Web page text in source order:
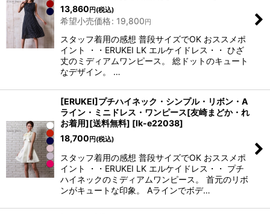
13,860 円 (税込)
希望小売価格: 19,800 円
スタッフ着用の感想 普段サイズでOK おススメポ
イント ・・ERUKEI LK エルケイドレス・・ ひざ
丈のミディアムワンピース。 総ドットのキュート
なデザイン。 …
[ERUKEI]プチハイネック・シンプル・リボン・A
ライン・ミニドレス・ワンピース[友崎まどか・れ
お着用][送料無料] [lk-e22038]
18,700 円 (税込)
スタッフ着用の感想 普段サイズでOK おススメポ
イント ・・ERUKEI LK エルケイドレス・・ プチ
ハイネックのミディアムワンピース。 首元のリボ
ンがキュートな印象。 Aラインでボデ…